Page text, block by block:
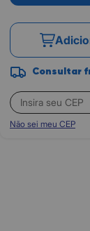
Consultar
Não sei meu CEP